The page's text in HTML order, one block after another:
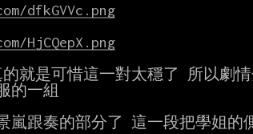
dfkGVVc.png
HjCQepX.png
的就是可惜這一對太穩了 所以劇
的一組
嵐跟奏的部分了 這一段把學姐的